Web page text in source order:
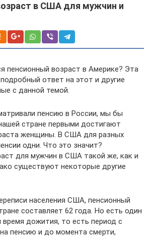
в США для мужчин и
пенсионный возраст в Америке? Эта
ответ на этот и другие
с данной темой.
пенсию в России, мы бы
стране первыми достигают
женщины. В США для разных
одни. Что это значит?
для мужчин в США такой же, как и
существуют некоторые другие
населения США, пенсионный
составляет 62 года. Но есть один
дожития, то есть период с
пенсию и до момента смерти,